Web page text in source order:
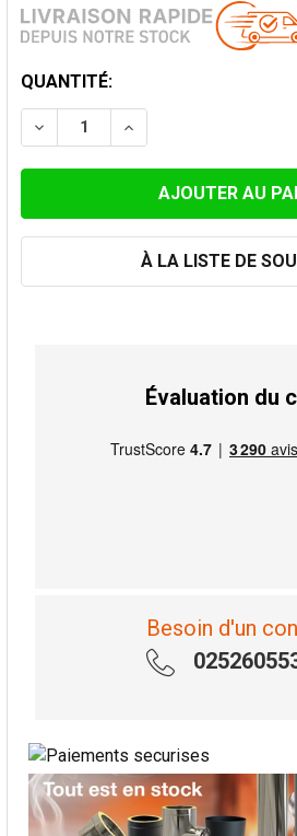
STOCK
ACTUEL:
QUANTITÉ:
DIMINUER LA QUANTITÉ DE
AUGMENTER LA
À LA LISTE DE
Évaluation du
Besoin d'un